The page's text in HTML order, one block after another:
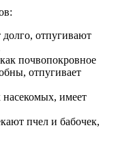
отпугивают
почвопокровное
отпугивает
насекомых, имеет
пчел и бабочек,